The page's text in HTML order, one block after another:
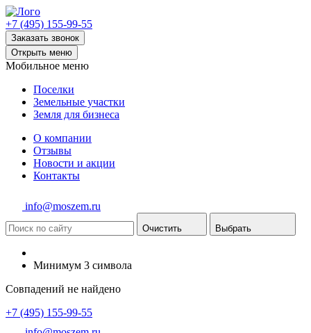
+7 (495) 155-99-55
Заказать звонок
Открыть меню
Мобильное меню
Поселки
Земельные участки
Земля для бизнеса
О компании
Отзывы
Новости и акции
Контакты
info@moszem.ru
Очистить Выбрать
Минимум 3 символа
Совпадений не найдено
+7 (495) 155-99-55